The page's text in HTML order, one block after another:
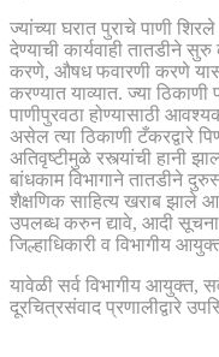
ज्यांच्या घरात पुराचे पाणी
देण्याची कार्यवाही तातडीने
करणे, औषध फवारणी करणे
करण्यात याव्यात. ज्या
पाणीपुरवठा होण्यासाठी
असेल त्या ठिकाणी टँकरद्वारे
अतिवृष्टीमुळे रस्त्यांची हानी
बांधकाम विभागाने तातडीने
शैक्षणिक साहित्य खराब झाले
उपलब्ध करुन द्यावे, आदी सूचना
जिल्हाधिकारी व विभागीय
यावेळी सर्व विभागीय आयुक्त,
दूरचित्रसंवाद प्रणालीद्वारे